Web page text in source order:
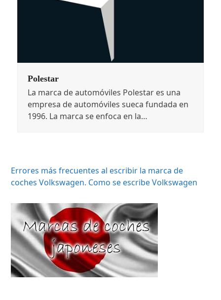
Polestar
La marca de automóviles Polestar es una
empresa de automóviles sueca fundada en
1996. La marca se enfoca en la…
Errores más frecuentes al escribir la marca de
coches Volkswagen. Como se escribe Volkswagen